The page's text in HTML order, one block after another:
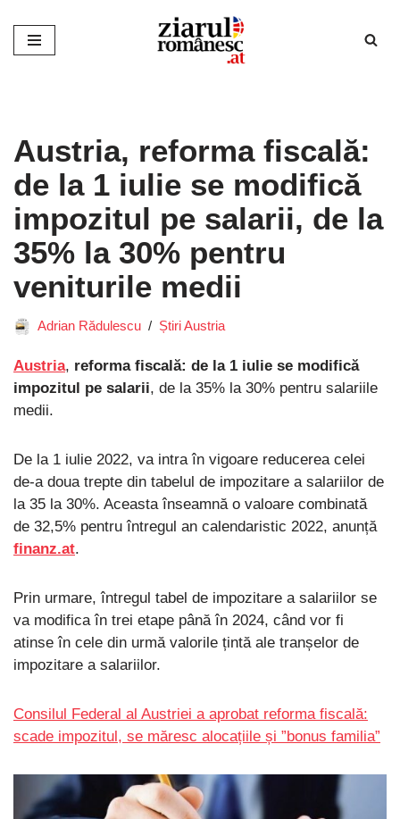
Sari
Austria, reforma fiscală:
de la 1 iulie se modifică
impozitul pe salarii, de la
35% la 30% pentru
veniturile medii
Adrian Rădulescu Știri Austria
Austria, reforma fiscală: de la 1 iulie se modifică
impozitul pe salarii, de la 35% la 30% pentru salariile
medii.
De la 1 iulie 2022, va intra în vigoare reducerea celei
de-a doua trepte din tabelul de impozitare a salariilor de
la 35 la 30%. Aceasta înseamnă o valoare combinată
de 32,5% pentru întregul an calendaristic 2022, anunță
finanz.at.
Prin urmare, întregul tabel de impozitare a salariilor se
va modifica în trei etape până în 2024, când vor fi
atinse în cele din urmă valorile țintă ale tranșelor de
impozitare a salariilor.
Consilul Federal al Austriei a aprobat reforma fiscală:
scade impozitul, se măresc alocațiile și ”bonus familia”